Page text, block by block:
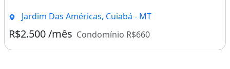
Código do Anúncio: 6043_2235080<br />
<br />
Jardim Das Américas, Cuiabá - MT
R$2.500 /mês Condomínio R$660